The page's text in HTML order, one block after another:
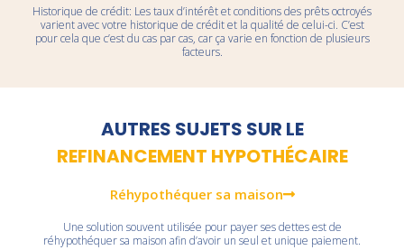
Historique de crédit: Les taux d’intérêt et conditions des prêts octroyés
varient avec votre historique de crédit et la qualité de celui-ci. C’est
pour cela que c’est du cas par cas, car ça varie en fonction de plusieurs
facteurs.
AUTRES SUJETS SUR LE
REFINANCEMENT HYPOTHÉCAIRE
Réhypothéquer sa maison
Une solution souvent utilisée pour payer ses dettes est de
réhypothéquer sa maison afin d’avoir un seul et unique paiement.